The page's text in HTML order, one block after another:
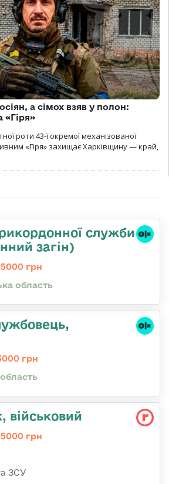
а сімох взяв у полон:
«Гіря»
роти 43-ї окремої механізованої
«Гіря» захищає Харківщину — край,
служби
загін)
грн
область
грн
військовий
грн
ЗСУ